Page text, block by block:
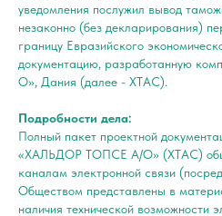
уведомления послужил вывод
незаконно (без декларирования)
границу Евразийского
документацию, разработанную
О», Дания (далее - ХТАС).
Подробности дела:
Полный пакет проектной
«ХАЛЬДОР ТОПСЕ А/О» (ХТАС)
каналам электронной связи
Обществом представлены в
наличия технической возможности